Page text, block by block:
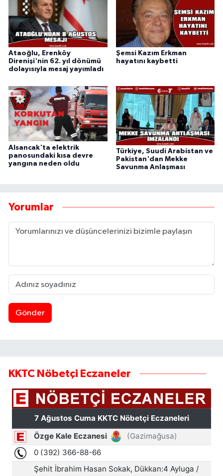
Ataoğlu, Erenköy
Direnişi'nin 62. yıl dönümü
dolayısıyla mesaj yayımladı
Şemsi Kazım Erkman
hayatını kaybetti
Alsancak'ta elektrik
panosundaki kısa devre
yangına neden oldu
Türkiye, Suudi Arabistan ve
Pakistan'dan Mekke
Savunma Anlaşması
Yorumlar
Gönder
KKTC Nöbetçi Eczaneler